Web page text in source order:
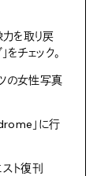
を取り戻
をチェック。
の女性写真
」に行
ト復刊